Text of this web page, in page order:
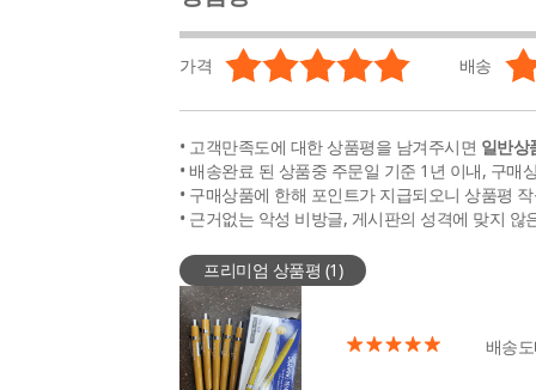
가격 배송
• 고객만족도에 대한 상품평을 남겨주시면 일반상
• 배송완료 된 상품중 주문일 기준 1년 이내, 구매
• 구매상품에 한해 포인트가 지급되오니 상품평
• 근거없는 악성 비방글, 게시판의 성격에 맞지
프리미엄 상품평 (1)
배송